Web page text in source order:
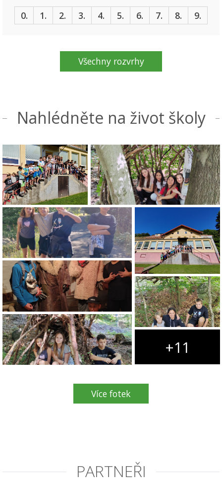
0. 1. 2. 3. 4. 5. 6. 7. 8. 9.
Všechny rozvrhy
Nahlédněte na život školy
+11
Více fotek
PARTNEŘI